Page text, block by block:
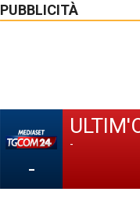
PUBBLICITÀ
-
-